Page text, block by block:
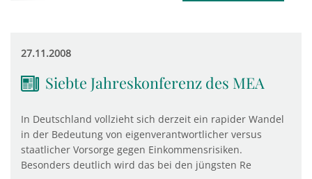
27.11.2008
Siebte Jahreskonferenz des MEA
In Deutschland vollzieht sich derzeit ein rapider Wandel
in der Bedeutung von eigenverantwortlicher versus
staatlicher Vorsorge gegen Einkommensrisiken.
Besonders deutlich wird das bei den jüngsten Re